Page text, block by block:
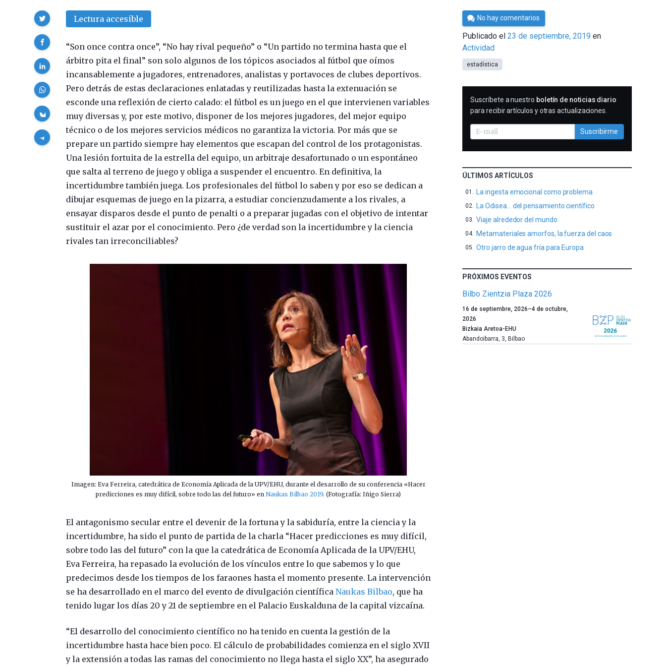
Lectura accesible
“Son once contra once”, “No hay rival pequeño” o “Un partido no termina hasta que el
árbitro pita el final” son solo algunos de los tópicos asociados al fútbol que oímos
incansablemente a jugadores, entrenadores, analistas y portavoces de clubes deportivos.
Pero detrás de estas declaraciones enlatadas y reutilizadas hasta la extenuación se
esconde una reflexión de cierto calado: el fútbol es un juego en el que intervienen variables
muy diversas y, por este motivo, disponer de los mejores jugadores, del mejor equipo
técnico o de los mejores servicios médicos no garantiza la victoria. Por más que se
prepare un partido siempre hay elementos que escapan del control de los protagonistas.
Una lesión fortuita de la estrella del equipo, un arbitraje desafortunado o un espontáneo
que salta al terreno de juego y obliga a suspender el encuentro. En definitiva, la
incertidumbre también juega. Los profesionales del fútbol lo saben y por eso se dedican a
dibujar esquemas de juego en la pizarra, a estudiar concienzudamente a los rivales, a
ensayar disparos desde el punto de penalti o a preparar jugadas con el objetivo de intentar
sustituir el azar por el conocimiento. Pero ¿de verdad son la incertidumbre y la ciencia
rivales tan irreconciliables?
Imagen: Eva Ferreira, catedrática de Economía Aplicada de la UPV/EHU, durante el desarrollo de su conferencia «Hacer
predicciones es muy difícil, sobre todo las del futuro» enNaukas Bilbao 2019. (Fotografía: Iñigo Sierra)
El antagonismo secular entre el devenir de la fortuna y la sabiduría, entre la ciencia y la
incertidumbre, ha sido el punto de partida de la charla “Hacer predicciones es muy difícil,
sobre todo las del futuro” con la que la catedrática de Economía Aplicada de la UPV/EHU,
Eva Ferreira, ha repasado la evolución de los vínculos entre lo que sabemos y lo que
predecimos desde los tiempos de los faraones hasta el momento presente. La intervención
se ha desarrollado en el marco del evento de divulgación científicaNaukas Bilbao, que ha
tenido lugar los días 20 y 21 de septiembre en el Palacio Euskalduna de la capital vizcaína.
“El desarrollo del conocimiento científico no ha tenido en cuenta la gestión de la
incertidumbre hasta hace bien poco. El cálculo de probabilidades comienza en el siglo XVII
y la extensión a todas las ramas del conocimiento no llega hasta el siglo XX”, ha asegurado
Compartir
Por
César
Tomé
No hay comentarios
Publicado el23 de septiembre, 2019 en
Actividad
estadística
SUSCRIBIRME
Suscríbete a nuestro boletín de noticias diario
para recibir artículos y otras actualizaciones.
Suscribirme
ÚLTIMOS ARTÍCULOS
La ingesta emocional como problema
La Odisea… del pensamiento científico
Viaje alrededor del mundo
Metamateriales amorfos, la fuerza del caos
Otro jarro de agua fría para Europa
PRÓXIMOS EVENTOS
Bilbo Zientzia Plaza 2026
Un
año
más,
Bilbao
16 de septiembre, 2026–4 de octubre,
2026
Bizkaia Aretoa-EHU
Abandoibarra, 3, Bilbao